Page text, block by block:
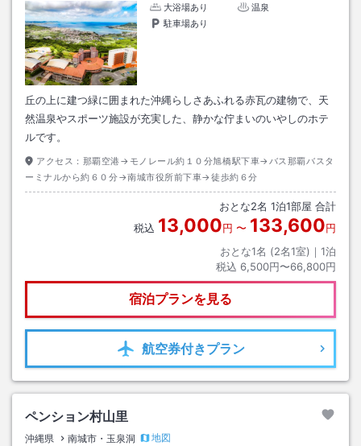
大浴場あり
温泉
駐車場あり
丘の上に建つ緑に囲まれた沖縄らしさあふれる赤瓦の建物で、天
然温泉やスポーツ施設が充実した、静かな佇まいのいやしのホテ
ルです。
アクセス： 那覇空港→モノレール約１０分旭橋駅下車→バス那覇バスタ
ーミナルから約６０分→南城市役所前下車→徒歩約６分
おとな2名 1泊1部屋 合計
税込 13,000円 〜 133,600円
おとな1名 (2名1室)｜ 1泊
税込 6,500円〜66,800円
宿泊プランを見る
航空券付きプラン
ペンション村山里
沖縄県 南城市・玉泉洞
地図